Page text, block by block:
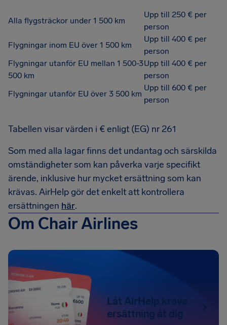
Alla flygsträckor under 1 500 km
Upp till 250 € per
person
Flygningar inom EU över 1 500 km
Upp till 400 € per
person
Flygningar utanför EU mellan 1 500-3
500 km
Upp till 400 € per
person
Flygningar utanför EU över 3 500 km
Upp till 600 € per
person
Tabellen visar värden i € enligt (EG) nr 261
Som med alla lagar finns det undantag och särskilda
omständigheter som kan påverka varje specifikt
ärende, inklusive hur mycket ersättning som kan
krävas. AirHelp gör det enkelt att kontrollera
ersättningen här.
Om Chair Airlines
Låt AirHelp kräva
ersättning åt dig